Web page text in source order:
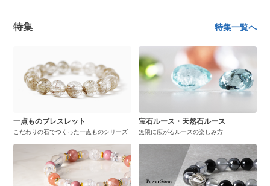
特集 特集一覧へ
一点ものブレスレット
こだわりの石でつくった一点ものシリーズ
宝石ルース・天然石ルース
無限に広がるルースの楽しみ方